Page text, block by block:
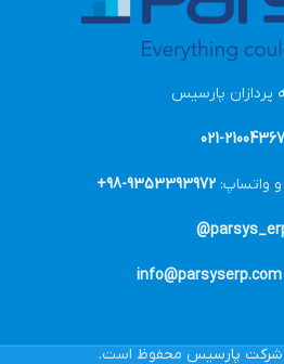
پردازان پارسیس
21004367-021
و واتساپ: 9353393972-98+
info@parsyserp.com
شرکت پارسیس محفوظ است.